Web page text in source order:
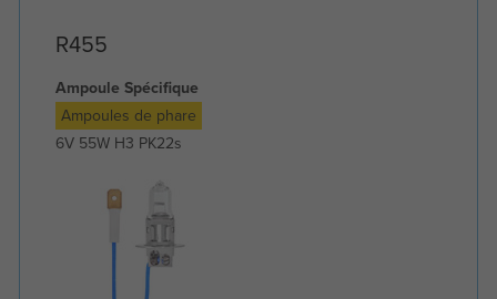
R455
Ampoule Spécifique
Ampoules de phare
6V 55W H3 PK22s